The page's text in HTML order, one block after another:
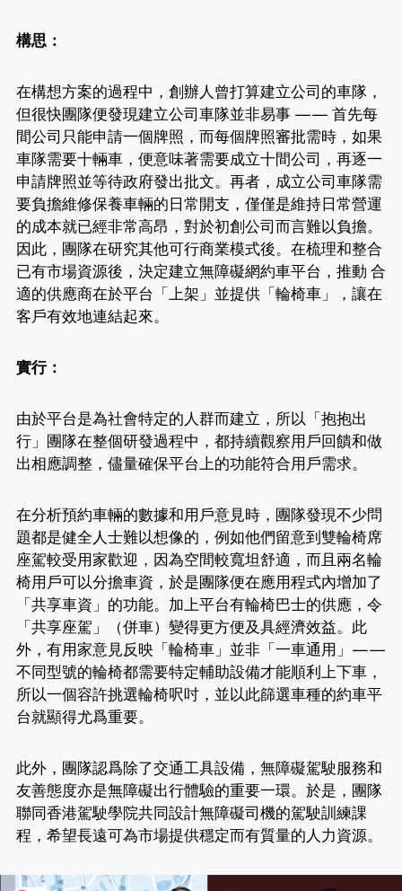
構思 ：
在構想方案的過程中，創辦人曾打算建立公司的車隊，
但很快團隊便發現建立公司車隊並非易事 —— 首先每
間公司只能申請一個牌照，而每個牌照審批需時，如果
車隊需要十輛車，便意味著需要成立十間公司，再逐一
申請牌照並等待政府發出批文。再者，成立公司車隊需
要負擔維修保養車輛的日常開支，僅僅是維持日常營運
的成本就已經非常高昂，對於初創公司而言難以負擔。
因此，團隊在研究其他可行商業模式後。在梳理和整合
已有市場資源後，決定建立無障礙網約車平台，推動 合
適的供應商在於平台「上架」並提供「輪椅車」，讓在
客戶有效地連結起來。
實行：
由於平台是為社會特定的人群而建立，所以「抱抱出
行」團隊在整個研發過程中，都持續觀察用戶回饋和做
出相應調整，儘量確保平台上的功能符合用戶需求。
在分析預約車輛的數據和用戶意見時，團隊發現不少問
題都是健全人士難以想像的，例如他們留意到雙輪椅席
座駕較受用家歡迎，因為空間較寬坦舒適，而且兩名輪
椅用戶可以分擔車資，於是團隊便在應用程式內增加了
「共享車資」的功能。加上平台有輪椅巴士的供應，令
「共享座駕」（併車）變得更方便及具經濟效益。此
外，有用家意見反映「輪椅車」並非「一車通用」——
不同型號的輪椅都需要特定輔助設備才能順利上下車，
所以一個容許挑選輪椅呎吋，並以此篩選車種的約車平
台就顯得尤爲重要。
此外，團隊認爲除了交通工具設備，無障礙駕駛服務和
友善態度亦是無障礙出行體驗的重要一環。於是，團隊
聯同香港駕駛學院共同設計無障礙司機的駕駛訓練課
程，希望長遠可為市場提供穩定而有質量的人力資源。